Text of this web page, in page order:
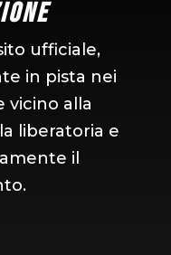
ufficiale,
in pista nei
vicino alla
liberatoria e
il